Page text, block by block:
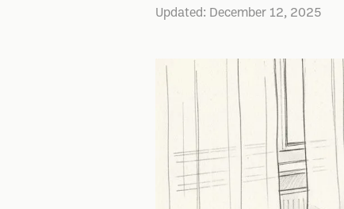
Updated: December 12, 2025